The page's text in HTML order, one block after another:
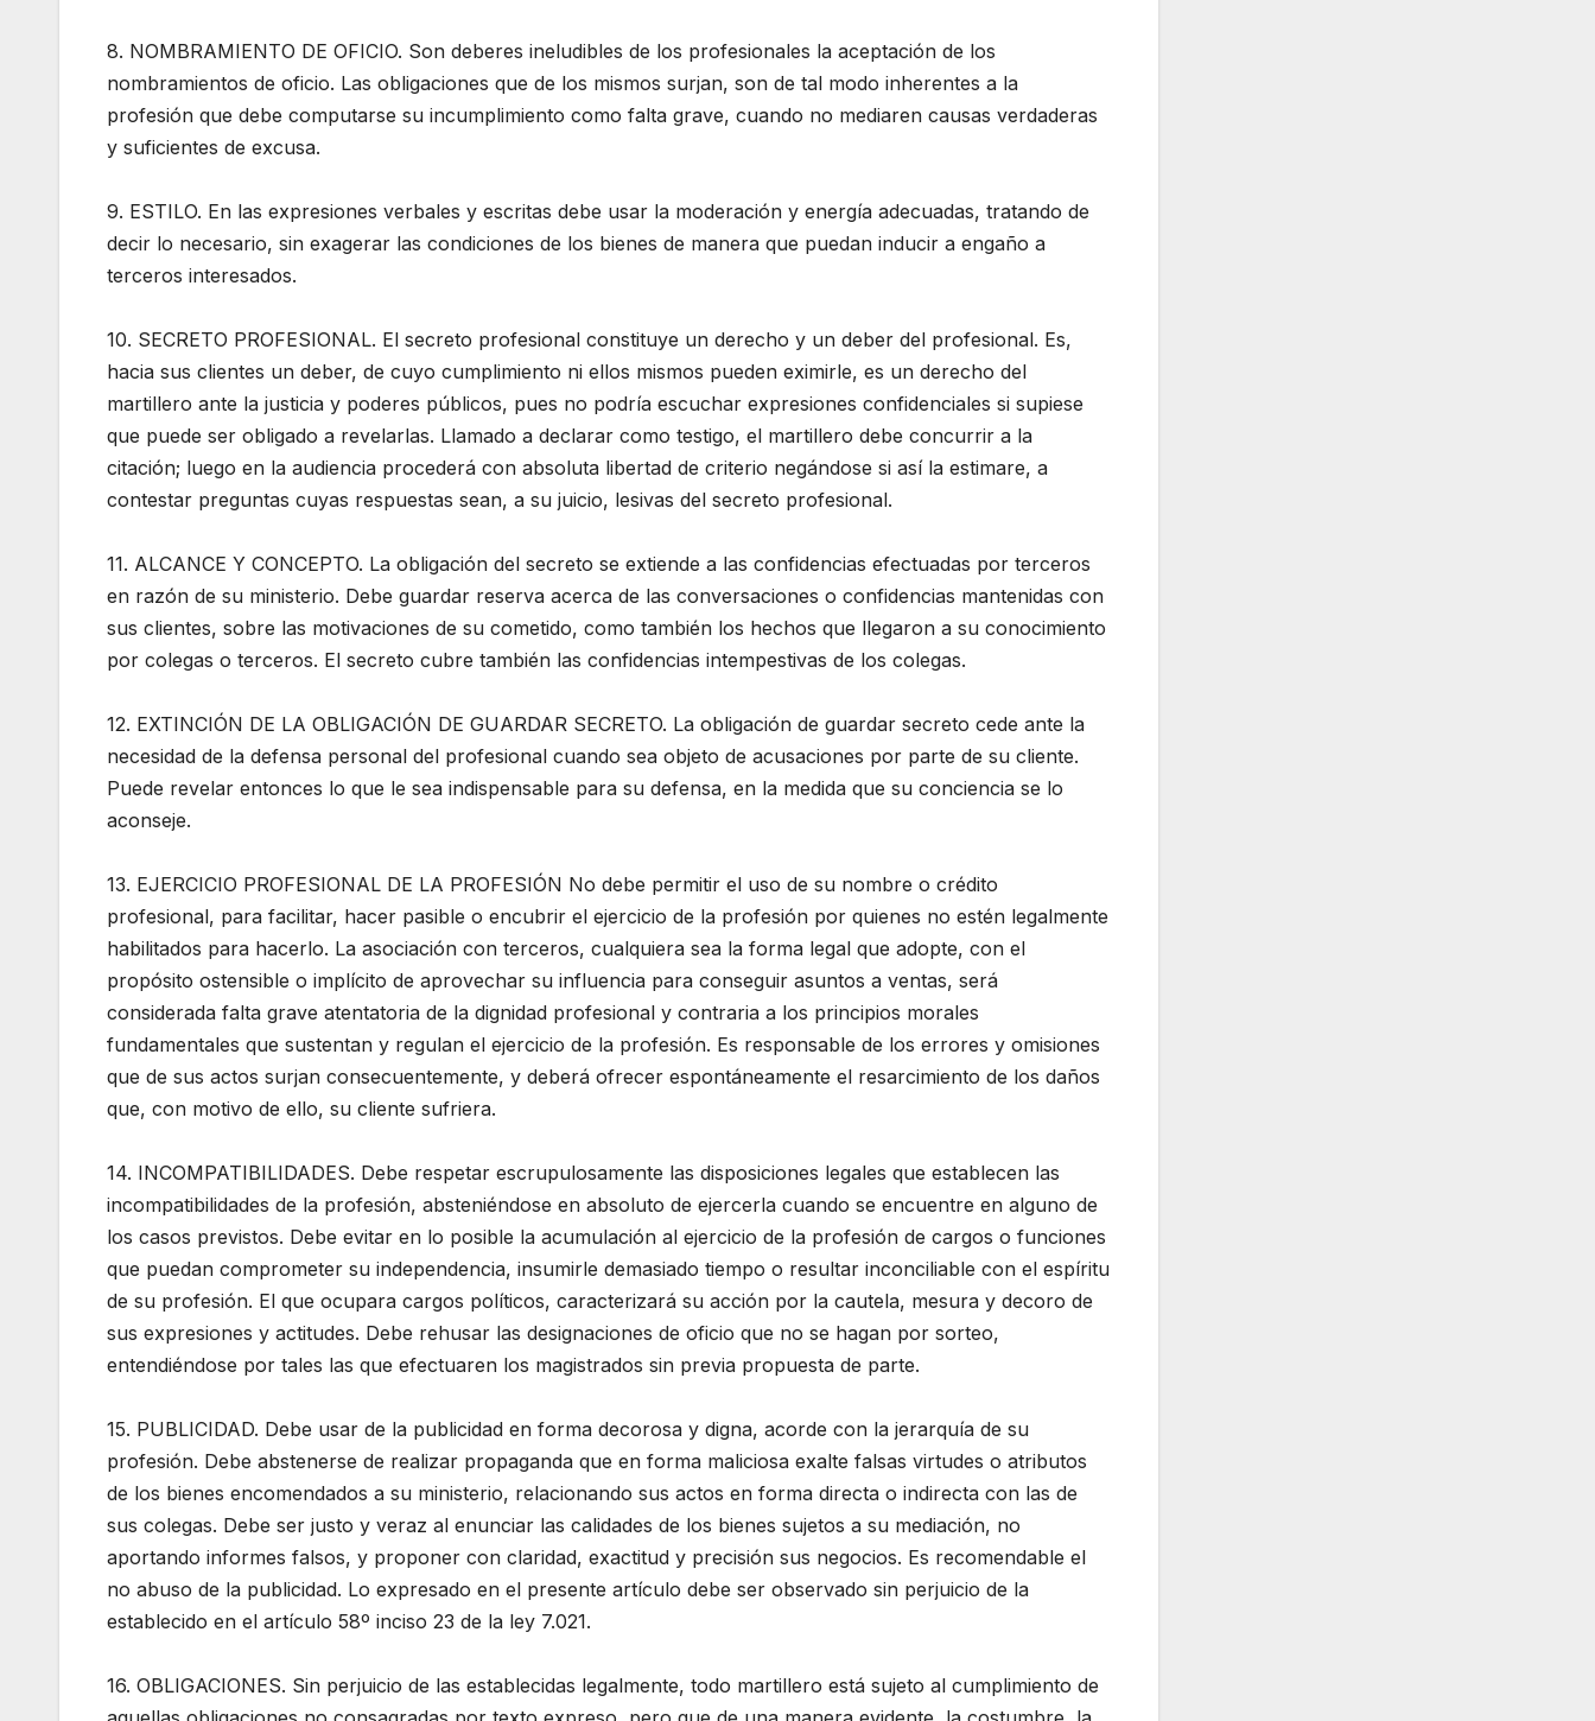
8. NOMBRAMIENTO DE OFICIO. Son deberes ineludibles de los profesionales la aceptación de los
nombramientos de oficio. Las obligaciones que de los mismos surjan, son de tal modo inherentes a la
profesión que debe computarse su incumplimiento como falta grave, cuando no mediaren causas verdaderas
y suficientes de excusa.
9. ESTILO. En las expresiones verbales y escritas debe usar la moderación y energía adecuadas, tratando de
decir lo necesario, sin exagerar las condiciones de los bienes de manera que puedan inducir a engaño a
terceros interesados.
10. SECRETO PROFESIONAL. El secreto profesional constituye un derecho y un deber del profesional. Es,
hacia sus clientes un deber, de cuyo cumplimiento ni ellos mismos pueden eximirle, es un derecho del
martillero ante la justicia y poderes públicos, pues no podría escuchar expresiones confidenciales si supiese
que puede ser obligado a revelarlas. Llamado a declarar como testigo, el martillero debe concurrir a la
citación; luego en la audiencia procederá con absoluta libertad de criterio negándose si así la estimare, a
contestar preguntas cuyas respuestas sean, a su juicio, lesivas del secreto profesional.
11. ALCANCE Y CONCEPTO. La obligación del secreto se extiende a las confidencias efectuadas por terceros
en razón de su ministerio. Debe guardar reserva acerca de las conversaciones o confidencias mantenidas con
sus clientes, sobre las motivaciones de su cometido, como también los hechos que llegaron a su conocimiento
por colegas o terceros. El secreto cubre también las confidencias intempestivas de los colegas.
12. EXTINCIÓN DE LA OBLIGACIÓN DE GUARDAR SECRETO. La obligación de guardar secreto cede ante la
necesidad de la defensa personal del profesional cuando sea objeto de acusaciones por parte de su cliente.
Puede revelar entonces lo que le sea indispensable para su defensa, en la medida que su conciencia se lo
aconseje.
13. EJERCICIO PROFESIONAL DE LA PROFESIÓN No debe permitir el uso de su nombre o crédito
profesional, para facilitar, hacer pasible o encubrir el ejercicio de la profesión por quienes no estén legalmente
habilitados para hacerlo. La asociación con terceros, cualquiera sea la forma legal que adopte, con el
propósito ostensible o implícito de aprovechar su influencia para conseguir asuntos a ventas, será
considerada falta grave atentatoria de la dignidad profesional y contraria a los principios morales
fundamentales que sustentan y regulan el ejercicio de la profesión. Es responsable de los errores y omisiones
que de sus actos surjan consecuentemente, y deberá ofrecer espontáneamente el resarcimiento de los daños
que, con motivo de ello, su cliente sufriera.
14. INCOMPATIBILIDADES. Debe respetar escrupulosamente las disposiciones legales que establecen las
incompatibilidades de la profesión, absteniéndose en absoluto de ejercerla cuando se encuentre en alguno de
los casos previstos. Debe evitar en lo posible la acumulación al ejercicio de la profesión de cargos o funciones
que puedan comprometer su independencia, insumirle demasiado tiempo o resultar inconciliable con el espíritu
de su profesión. El que ocupara cargos políticos, caracterizará su acción por la cautela, mesura y decoro de
sus expresiones y actitudes. Debe rehusar las designaciones de oficio que no se hagan por sorteo,
entendiéndose por tales las que efectuaren los magistrados sin previa propuesta de parte.
15. PUBLICIDAD. Debe usar de la publicidad en forma decorosa y digna, acorde con la jerarquía de su
profesión. Debe abstenerse de realizar propaganda que en forma maliciosa exalte falsas virtudes o atributos
de los bienes encomendados a su ministerio, relacionando sus actos en forma directa o indirecta con las de
sus colegas. Debe ser justo y veraz al enunciar las calidades de los bienes sujetos a su mediación, no
aportando informes falsos, y proponer con claridad, exactitud y precisión sus negocios. Es recomendable el
no abuso de la publicidad. Lo expresado en el presente artículo debe ser observado sin perjuicio de la
establecido en el artículo 58º inciso 23 de la ley 7.021.
16. OBLIGACIONES. Sin perjuicio de las establecidas legalmente, todo martillero está sujeto al cumplimiento de